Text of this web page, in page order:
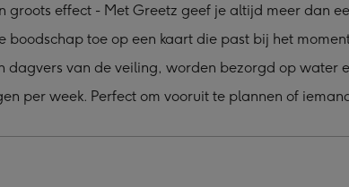
groots effect - Met Greetz geef je altijd meer dan
boodschap toe op een kaart die past bij het
dagvers van de veiling, worden bezorgd op water
per week. Perfect om vooruit te plannen of